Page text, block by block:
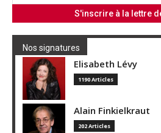
Nos signatures
Elisabeth Lévy
1190 Articles
Alain Finkielkraut
202 Articles